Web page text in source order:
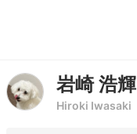
岩崎 浩輝
Hiroki Iwasaki